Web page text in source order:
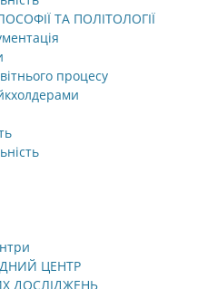
ТА ПОЛІТОЛОГІЇ
процесу
ЦЕНТР
ДОСЛІДЖЕНЬ